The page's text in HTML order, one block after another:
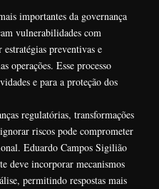
importantes da governança
vulnerabilidades com
estratégias preventivas e
operações. Esse processo
e para a proteção dos
regulatórias, transformações
riscos pode comprometer
Eduardo Campos Sigilião
deve incorporar mecanismos
permitindo respostas mais